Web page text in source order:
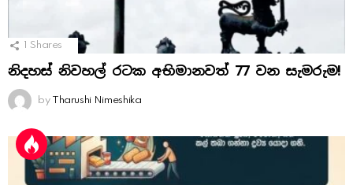
1 Shares
නිදහස් නිවහල් රටක අභිමානවත් 77 වන සැමරුම!
by Tharushi Nimeshika